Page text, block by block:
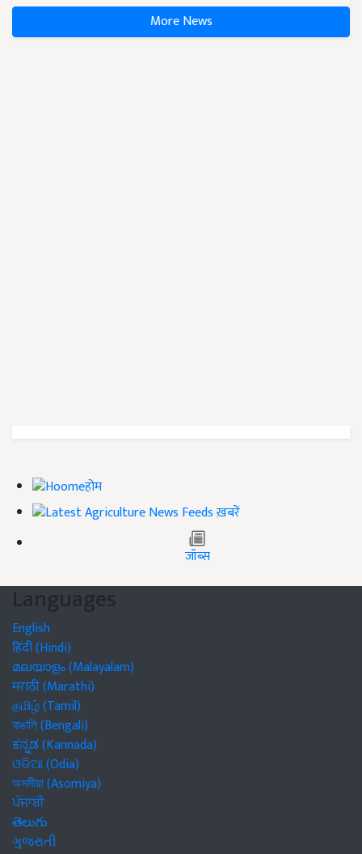
More News
होम
ख़बरें
जॉब्स
Languages
English
हिंदी (Hindi)
മലയാളം (Malayalam)
मराठी (Marathi)
தமிழ் (Tamil)
বাঙালি (Bengali)
ಕನ್ನಡ (Kannada)
ଓଡିଆ (Odia)
অসমীয়া (Asomiya)
ਪੰਜਾਬੀ
తెలుగు
ગુજરાતી